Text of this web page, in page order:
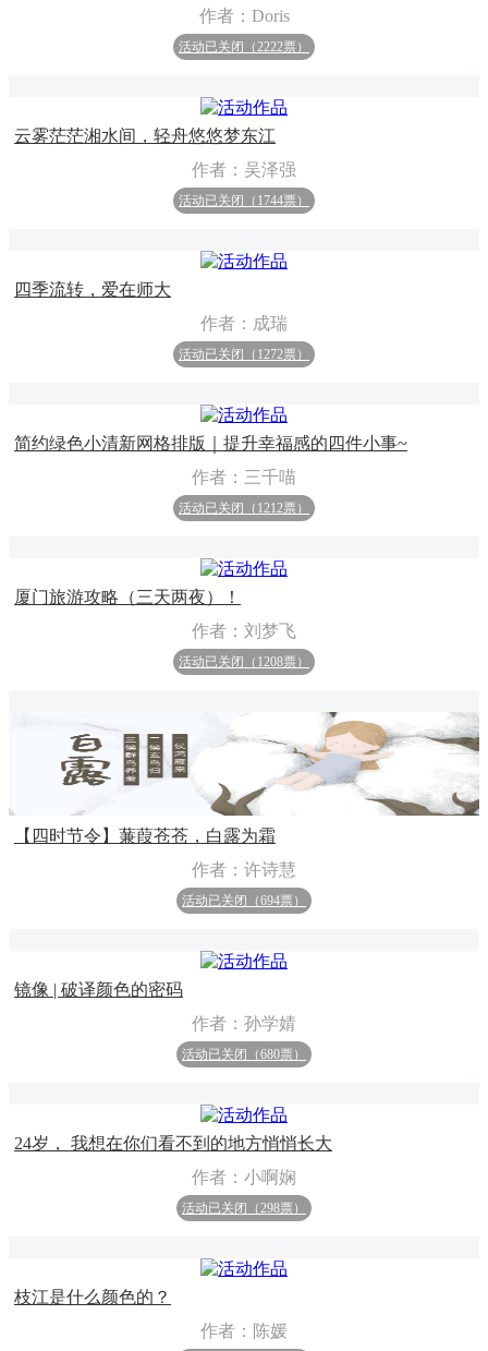
作者：Doris
活动已关闭（2222票）
云雾茫茫湘水间，轻舟悠悠梦东江
作者：吴泽强
活动已关闭（1744票）
四季流转，爱在师大
作者：成瑞
活动已关闭（1272票）
简约绿色小清新网格排版｜提升幸福感的四件小事~
作者：三千喵
活动已关闭（1212票）
厦门旅游攻略（三天两夜）！
作者：刘梦飞
活动已关闭（1208票）
【四时节令】蒹葭苍苍，白露为霜
作者：许诗慧
活动已关闭（694票）
镜像 | 破译颜色的密码
作者：孙学婧
活动已关闭（680票）
24岁， 我想在你们看不到的地方悄悄长大
作者：小啊娴
活动已关闭（298票）
枝江是什么颜色的？
作者：陈媛